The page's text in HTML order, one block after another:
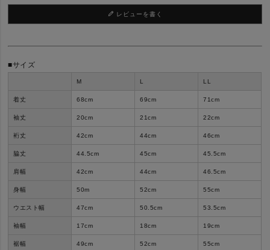
レビューを書く
■サイズ
M L LL
着丈 68cm 69cm 71cm
袖丈 20cm 21cm 22cm
裄丈 42cm 44cm 46cm
脇丈 44.5cm 45cm 45.5cm
肩幅 42cm 44cm 46.5cm
身幅 50m 52cm 55cm
ウエスト幅 47cm 50.5cm 53.5cm
袖幅 17cm 18cm 19cm
裾幅 49cm 52cm 55cm